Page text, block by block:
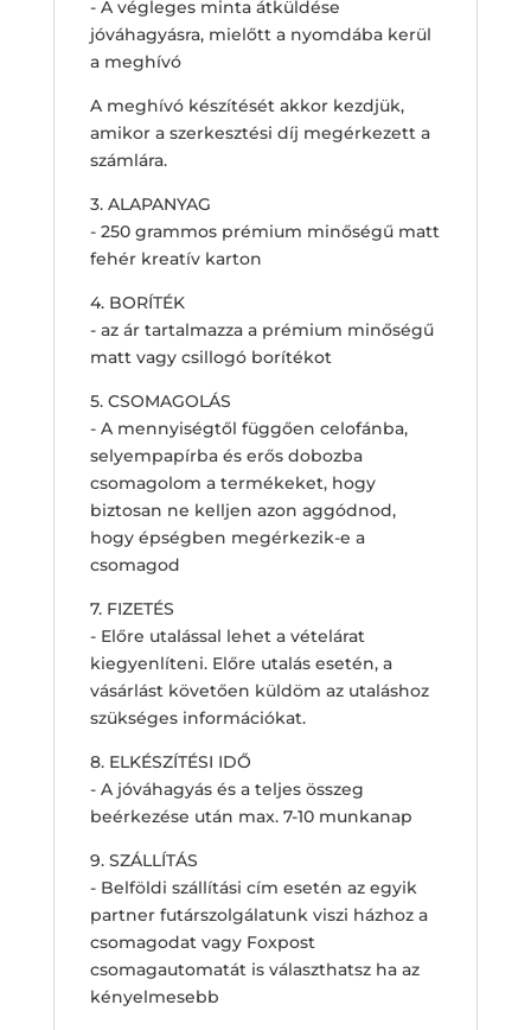
- A végleges minta átküldése
jóváhagyásra, mielőtt a nyomdába kerül
a meghívó
A meghívó készítését akkor kezdjük,
amikor a szerkesztési díj megérkezett a
számlára.
3. ALAPANYAG
- 250 grammos prémium minőségű matt
fehér kreatív karton
4. BORÍTÉK
- az ár tartalmazza a prémium minőségű
matt vagy csillogó borítékot
5. CSOMAGOLÁS
- A mennyiségtől függően celofánba,
selyempapírba és erős dobozba
csomagolom a termékeket, hogy
biztosan ne kelljen azon aggódnod,
hogy épségben megérkezik-e a
csomagod
7. FIZETÉS
- Előre utalással lehet a vételárat
kiegyenlíteni. Előre utalás esetén, a
vásárlást követően küldöm az utaláshoz
szükséges információkat.
8. ELKÉSZÍTÉSI IDŐ
- A jóváhagyás és a teljes összeg
beérkezése után max. 7-10 munkanap
9. SZÁLLÍTÁS
- Belföldi szállítási cím esetén az egyik
partner futárszolgálatunk viszi házhoz a
csomagodat vagy Foxpost
csomagautomatát is választhatsz ha az
kényelmesebb